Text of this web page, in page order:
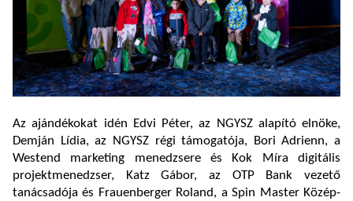
Az ajándékokat idén Edvi Péter, az NGYSZ alapító elnöke,
Demján Lídia, az NGYSZ régi támogatója, Bori Adrienn, a
Westend marketing menedzsere és Kok Míra digitális
projektmenedzser, Katz Gábor, az OTP Bank vezető
tanácsadója és Frauenberger Roland, a Spin Master Közép-